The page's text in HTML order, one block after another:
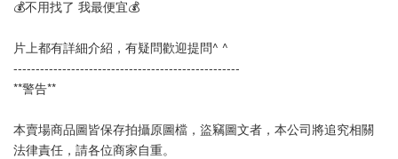
💰不用找了 我最便宜💰
片上都有詳細介紹，有疑問歡迎提問^ ^
---------------------------------------------------
**警告**
本賣場商品圖皆保存拍攝原圖檔，盜竊圖文者，本公司將追究相關
法律責任，請各位商家自重。